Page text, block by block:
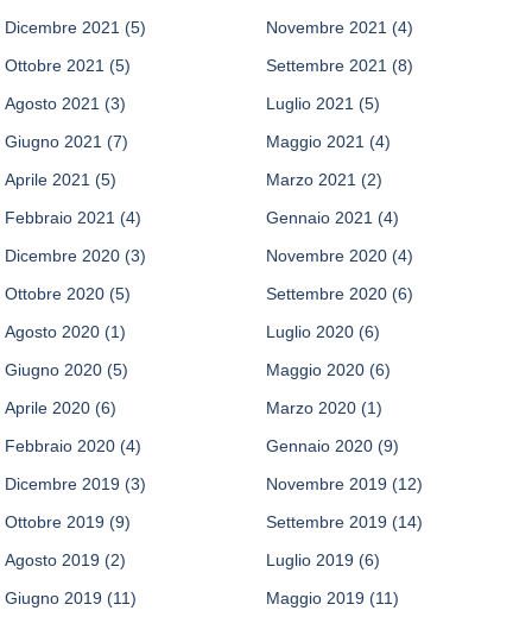
Dicembre 2021 (5) Novembre 2021 (4)
Ottobre 2021 (5) Settembre 2021 (8)
Agosto 2021 (3) Luglio 2021 (5)
Giugno 2021 (7) Maggio 2021 (4)
Aprile 2021 (5) Marzo 2021 (2)
Febbraio 2021 (4) Gennaio 2021 (4)
Dicembre 2020 (3) Novembre 2020 (4)
Ottobre 2020 (5) Settembre 2020 (6)
Agosto 2020 (1) Luglio 2020 (6)
Giugno 2020 (5) Maggio 2020 (6)
Aprile 2020 (6) Marzo 2020 (1)
Febbraio 2020 (4) Gennaio 2020 (9)
Dicembre 2019 (3) Novembre 2019 (12)
Ottobre 2019 (9) Settembre 2019 (14)
Agosto 2019 (2) Luglio 2019 (6)
Giugno 2019 (11) Maggio 2019 (11)